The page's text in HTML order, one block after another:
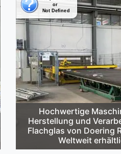
Hochwertige
Herstellung und
Flachglas von Doering
Weltweit